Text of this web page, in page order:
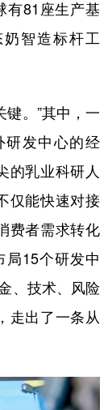
有81座生产基
智造标杆工
键。”其中，一
研发中心的经
的乳业科研人
仅能快速对接
费者需求转化
局15个研发中
、技术、风险
走出了一条从